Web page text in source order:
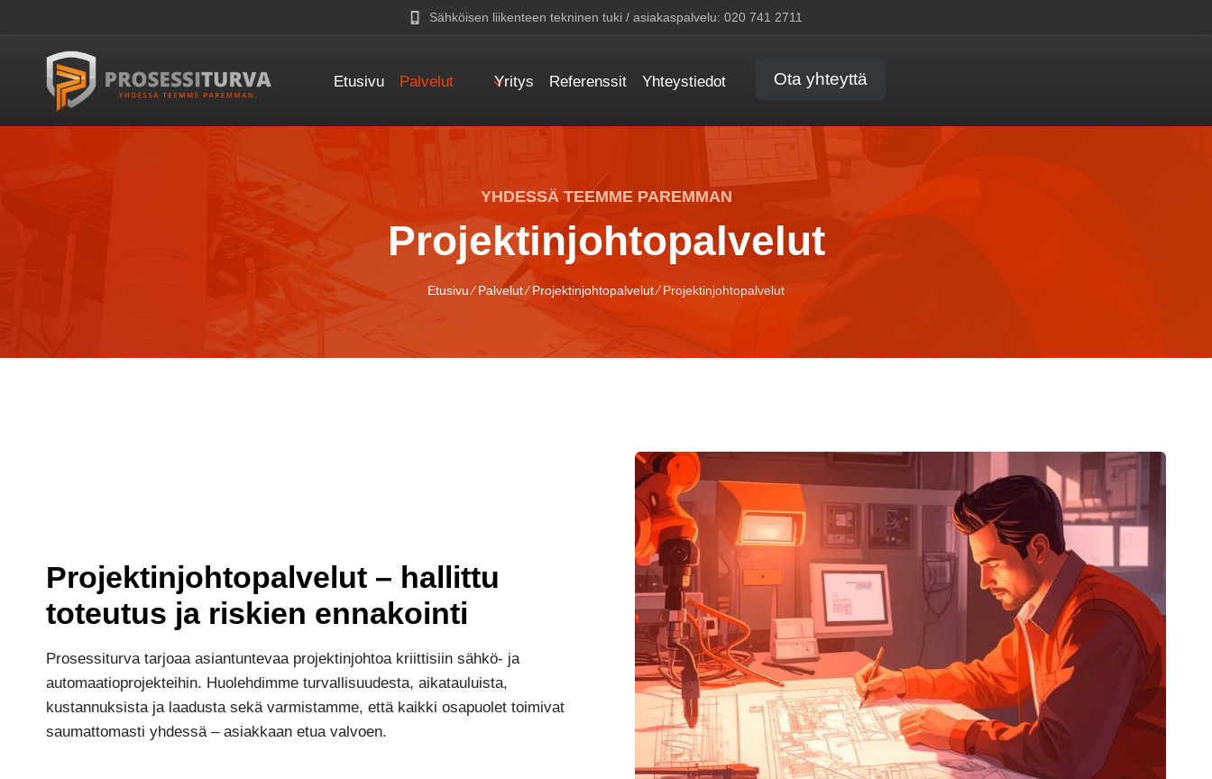
Sähköisen liikenteen tekninen tuki / asiakaspalvelu: 020 741 2711
Etusivu Palvelut Yritys Referenssit Yhteystiedot Ota yhteyttä
YHDESSÄ TEEMME PAREMMAN
Projektinjohtopalvelut
Etusivu⁄Palvelut⁄Projektinjohtopalvelut⁄ Projektinjohtopalvelut
Projektinjohtopalvelut – hallittu
toteutus ja riskien ennakointi
Prosessiturva tarjoaa asiantuntevaa projektinjohtoa kriittisiin sähkö- ja
automaatioprojekteihin. Huolehdimme turvallisuudesta, aikatauluista,
kustannuksista ja laadusta sekä varmistamme, että kaikki osapuolet toimivat
saumattomasti yhdessä – asiakkaan etua valvoen.